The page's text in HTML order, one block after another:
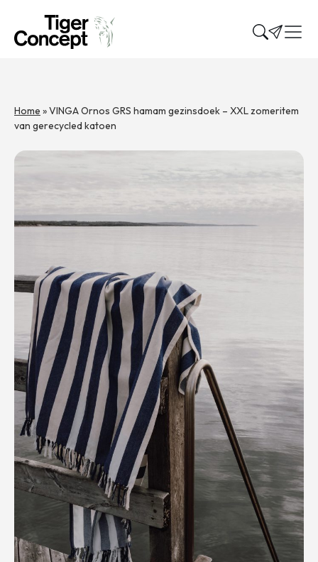
Home »VINGA Ornos GRS hamam gezinsdoek – XXL zomeritem
van gerecycled katoen